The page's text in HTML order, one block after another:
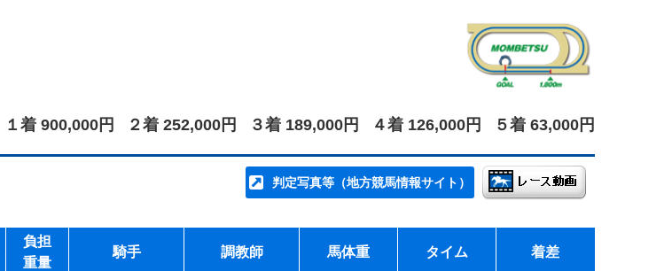
１着 900,000円 ２着 252,000円 ３着 189,000円 ４着 126,000円 ５着 63,000円
判定写真等（地方競馬情報サイト）
負担
重量
騎手 調教師 馬体重 タイム 着差